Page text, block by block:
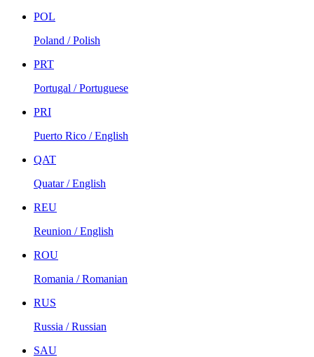
POL
Poland / Polish
PRT
Portugal / Portuguese
PRI
Puerto Rico / English
QAT
Quatar / English
REU
Reunion / English
ROU
Romania / Romanian
RUS
Russia / Russian
SAU